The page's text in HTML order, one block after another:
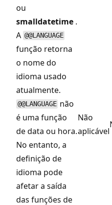
ou
smalldatetime .
A @@LANGUAGE
função retorna
o nome do
idioma usado
atualmente.
@@LANGUAGE não
é uma função
de data ou hora.
No entanto, a
definição de
idioma pode
afetar a saída
das funções de
Não
aplicável